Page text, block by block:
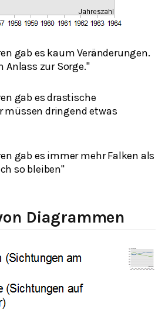
gab es kaum Veränderungen.
Anlass zur Sorge."
gab es drastische
müssen dringend etwas
gab es immer mehr Falken als
so bleiben"
Diagrammen